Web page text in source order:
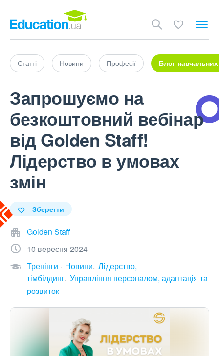
Статті Новини Професії Блог навчальних
Запрошуємо на
безкоштовний вебінар
від Golden Staff!
Лідерство в умовах
змін
Зберегти
Golden Staff
10 вересня 2024
Тренінги
Новини Лідерство,
тімбілдинг Управління персоналом, адаптація та
розвиток